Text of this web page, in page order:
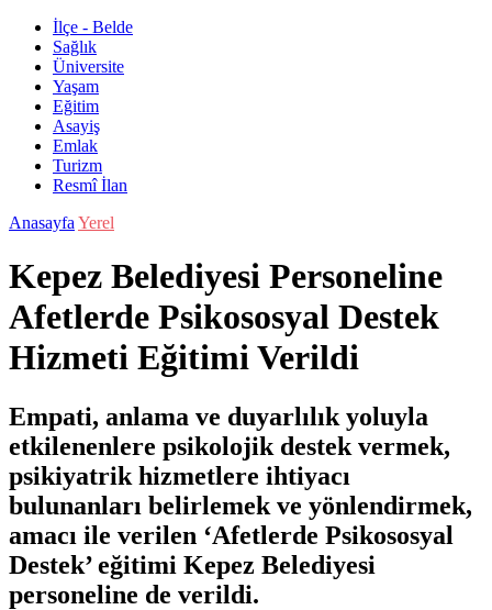
İlçe - Belde
Sağlık
Üniversite
Yaşam
Eğitim
Asayiş
Emlak
Turizm
Resmî İlan
Anasayfa Yerel
Kepez Belediyesi Personeline
Afetlerde Psikososyal Destek
Hizmeti Eğitimi Verildi
Empati, anlama ve duyarlılık yoluyla
etkilenenlere psikolojik destek vermek,
psikiyatrik hizmetlere ihtiyacı
bulunanları belirlemek ve yönlendirmek,
amacı ile verilen ‘Afetlerde Psikososyal
Destek’ eğitimi Kepez Belediyesi
personeline de verildi.